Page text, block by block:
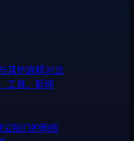
其他选择对比
工具、新闻
我们的网络